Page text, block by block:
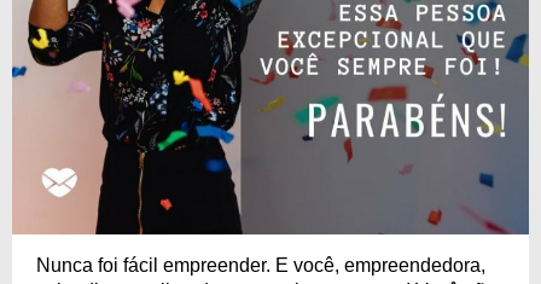
Nunca foi fácil empreender. E você, empreendedora,